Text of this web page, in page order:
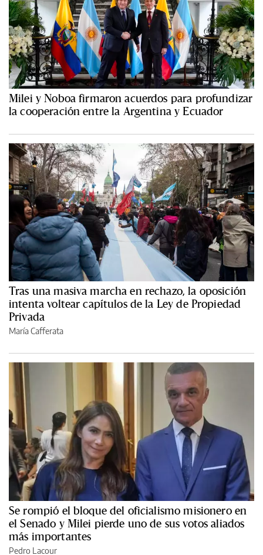
Milei y Noboa firmaron acuerdos para profundizar
la cooperación entre la Argentina y Ecuador
Tras una masiva marcha en rechazo, la oposición
intenta voltear capítulos de la Ley de Propiedad
Privada
María Cafferata
Se rompió el bloque del oficialismo misionero en
el Senado y Milei pierde uno de sus votos aliados
más importantes
Pedro Lacour